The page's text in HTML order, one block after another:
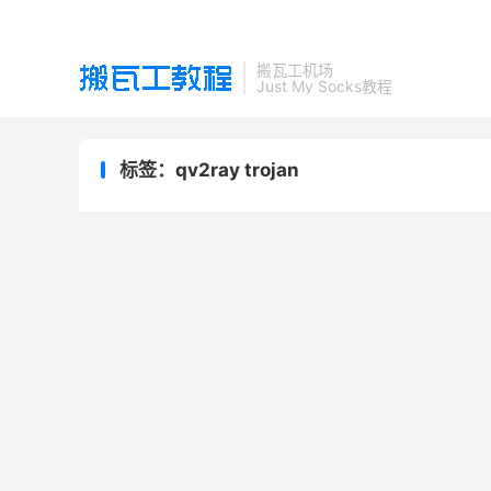
搬瓦工机场
Just My Socks教程
标签：qv2ray trojan